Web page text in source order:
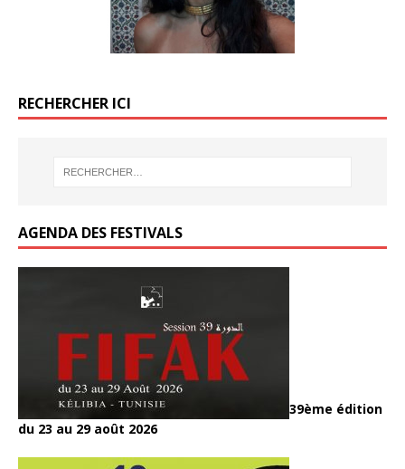
RECHERCHER ICI
AGENDA DES FESTIVALS
39ème édition
du 23 au 29 août 2026